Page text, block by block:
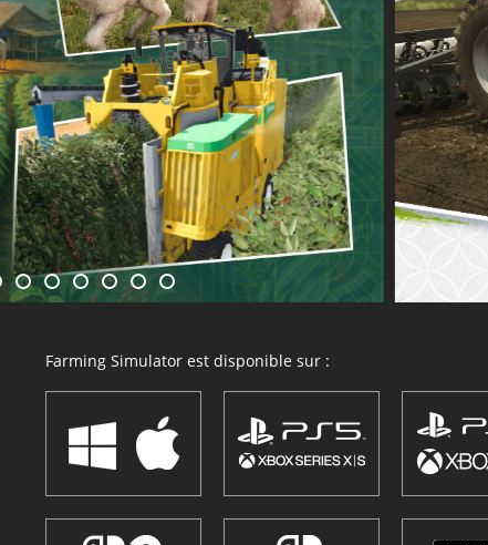
Farming Simulator est disponible sur :